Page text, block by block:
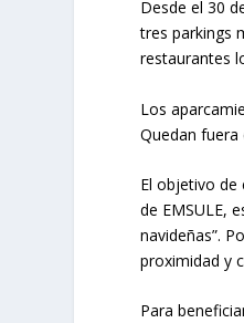
Desde el 30
tres parkings
restaurantes
Los
Quedan
El objetivo de
de EMSULE,
navideñas”.
proximidad y
Para